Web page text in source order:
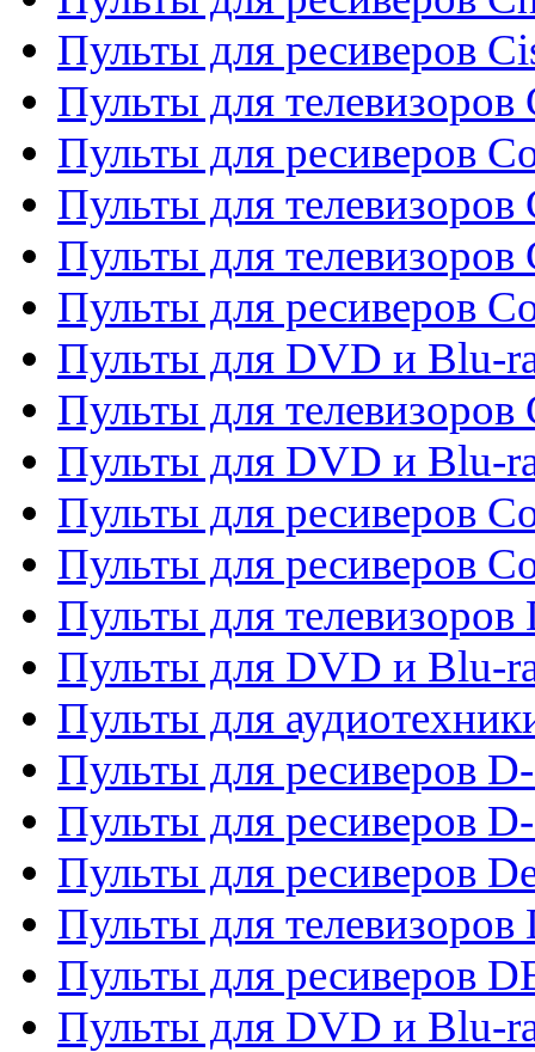
Пульты для ресиверов
Пульты для телевизоров
Пульты для ресиверов
Пульты для телевизоров
Пульты для телевизоров
Пульты для ресиверов
Пульты для DVD и Blu-
Пульты для телевизоров
Пульты для DVD и Blu-
Пульты для ресиверов
Пульты для ресиверов
Пульты для телевизоров
Пульты для DVD и Blu-
Пульты для
Пульты для ресиверов
Пульты для ресиверов
Пульты для ресиверов
Пульты для телевизоров
Пульты для ресиверов
Пульты для DVD и Blu-